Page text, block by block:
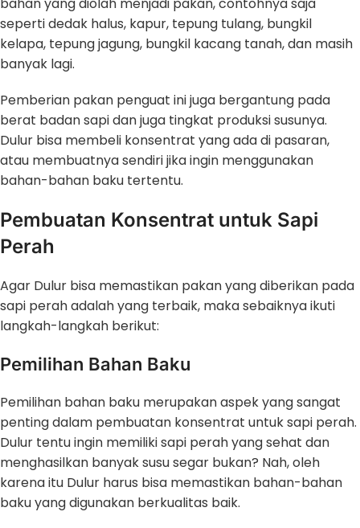
seperti dedak halus, kapur, tepung tulang, bungkil
kelapa, tepung jagung, bungkil kacang tanah, dan masih
banyak lagi.
Pemberian pakan penguat ini juga bergantung pada
berat badan sapi dan juga tingkat produksi susunya.
Dulur bisa membeli konsentrat yang ada di pasaran,
atau membuatnya sendiri jika ingin menggunakan
bahan-bahan baku tertentu.
Pembuatan Konsentrat untuk Sapi
Perah
Agar Dulur bisa memastikan pakan yang diberikan pada
sapi perah adalah yang terbaik, maka sebaiknya ikuti
langkah-langkah berikut:
Pemilihan Bahan Baku
Pemilihan bahan baku merupakan aspek yang sangat
penting dalam pembuatan konsentrat untuk sapi perah.
Dulur tentu ingin memiliki sapi perah yang sehat dan
menghasilkan banyak susu segar bukan? Nah, oleh
karena itu Dulur harus bisa memastikan bahan-bahan
baku yang digunakan berkualitas baik.